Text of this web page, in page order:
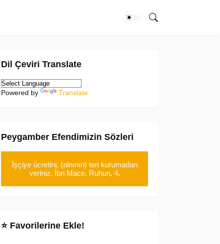
Dil Çeviri Translate
Powered by Translate
Peygamber Efendimizin Sözleri
İşçiye ücretini, (alnının) teri kurumadan
veriniz. İbn Mace, Ruhun, 4.
⭐ Favorilerine Ekle!